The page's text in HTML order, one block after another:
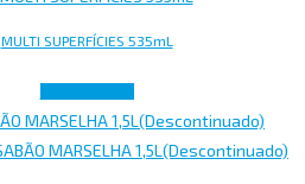
MULTI SUPERFÍCIES 535mL